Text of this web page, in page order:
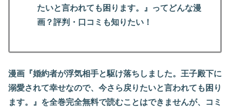
たいと言われても困ります。』
ってどんな漫
画？評判・口コミも知りたい！
漫画『婚約者が浮気相手と駆け落ちしました。王子殿下に
溺愛されて幸せなので、今さら戻りたいと言われても困り
ます。』を全巻完全無料で読むことはできませんが、コミ